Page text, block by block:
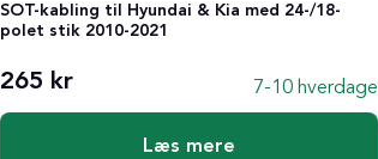
SOT-kabling til Hyundai & Kia med 24-/18-
polet stik 2010-2021
265 kr 7-10 hverdage
Læs mere